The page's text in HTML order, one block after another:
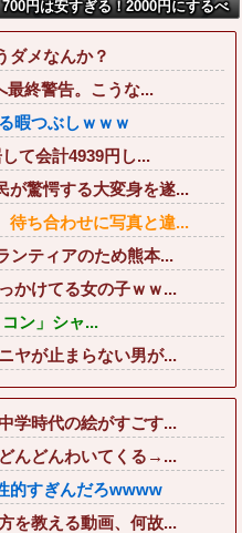
700円は安すぎる！2000円にするべ
き」
ダメなんか？
最終警告。こうな...
暇つぶしｗｗｗ
て会計4939円し...
が驚愕する大変身を遂...
待ち合わせに写真と違...
ンティアのため熊本...
かけてる女の子ｗｗ...
ン」シャ...
ヤが止まらない男が...
学時代の絵がすごす...
んどんわいてくる→...
的すぎんだろwwww
を教える動画、何故...